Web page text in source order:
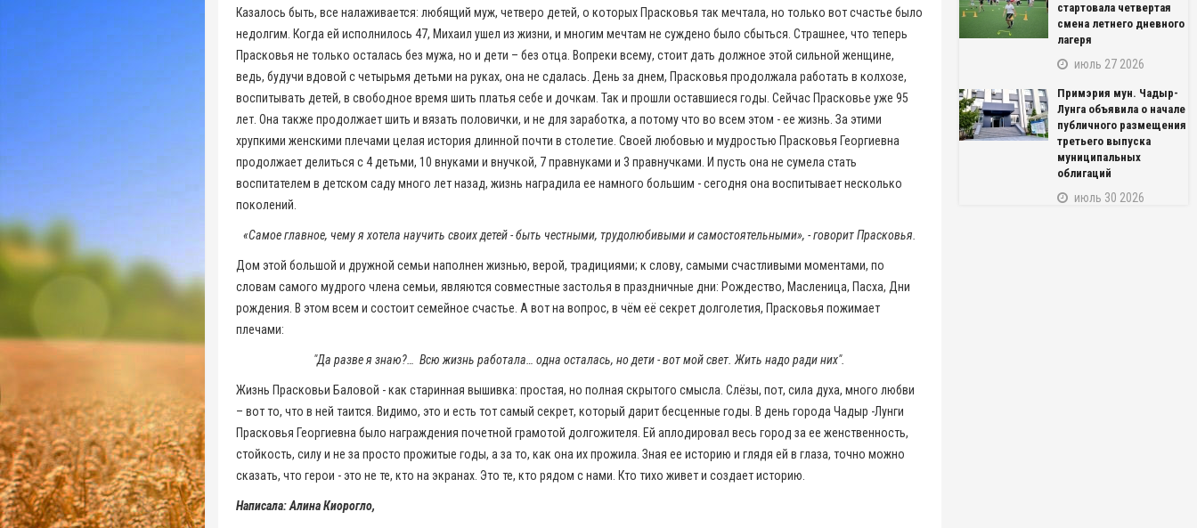
Казалось быть, все налаживается: любящий муж, четверо детей, о которых Прасковья так мечтала, но только вот счастье было
недолгим. Когда ей исполнилось 47, Михаил ушел из жизни, и многим мечтам не суждено было сбыться. Страшнее, что теперь
Прасковья не только осталась без мужа, но и дети – без отца. Вопреки всему, стоит дать должное этой сильной женщине,
ведь, будучи вдовой с четырьмя детьми на руках, она не сдалась. День за днем, Прасковья продолжала работать в колхозе,
воспитывать детей, в свободное время шить платья себе и дочкам. Так и прошли оставшиеся годы. Сейчас Прасковье уже 95
лет. Она также продолжает шить и вязать половички, и не для заработка, а потому что во всем этом - ее жизнь. За этими
хрупкими женскими плечами целая история длинной почти в столетие. Своей любовью и мудростью Прасковья Георгиевна
продолжает делиться с 4 детьми, 10 внуками и внучкой, 7 правнуками и 3 правнучками. И пусть она не сумела стать
воспитателем в детском саду много лет назад, жизнь наградила ее намного большим - сегодня она воспитывает несколько
поколений.
«Самое главное, чему я хотела научить своих детей - быть честными, трудолюбивыми и самостоятельными», - говорит Прасковья.
Дом этой большой и дружной семьи наполнен жизнью, верой, традициями; к слову, самыми счастливыми моментами, по
словам самого мудрого члена семьи, являются совместные застолья в праздничные дни: Рождество, Масленица, Пасха, Дни
рождения. В этом всем и состоит семейное счастье. А вот на вопрос, в чём её секрет долголетия, Прасковья пожимает
плечами:
"Да разве я знаю?… Всю жизнь работала… одна осталась, но дети - вот мой свет. Жить надо ради них".
Жизнь Прасковьи Баловой - как старинная вышивка: простая, но полная скрытого смысла. Слёзы, пот, сила духа, много любви
– вот то, что в ней таится. Видимо, это и есть тот самый секрет, который дарит бесценные годы. В день города Чадыр -Лунги
Прасковья Георгиевна было награждения почетной грамотой долгожителя. Ей аплодировал весь город за ее женственность,
стойкость, силу и не за просто прожитые годы, а за то, как она их прожила. Зная ее историю и глядя ей в глаза, точно можно
сказать, что герои - это не те, кто на экранах. Это те, кто рядом с нами. Кто тихо живет и создает историю.
Написала: Алина Киорогло,
стартовала четвертая
смена летнего дневного
лагеря
июль 27 2026
Примэрия мун. Чадыр-
Лунга объявила о начале
публичного размещения
третьего выпуска
муниципальных
облигаций
июль 30 2026